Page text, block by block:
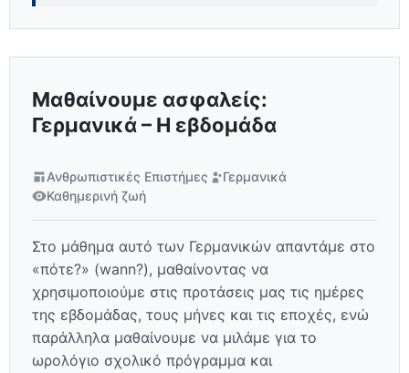
Μαθαίνουμε ασφαλείς:
Γερμανικά – Η εβδομάδα
Ανθρωπιστικές Επιστήμες
Γερμανικά
Καθημερινή ζωή
Στο μάθημα αυτό των Γερμανικών απαντάμε στο
«πότε?» (wann?), μαθαίνοντας να
χρησιμοποιούμε στις προτάσεις μας τις ημέρες
της εβδομάδας, τους μήνες και τις εποχές, ενώ
παράλληλα μαθαίνουμε να μιλάμε για το
ωρολόγιο σχολικό πρόγραμμα και